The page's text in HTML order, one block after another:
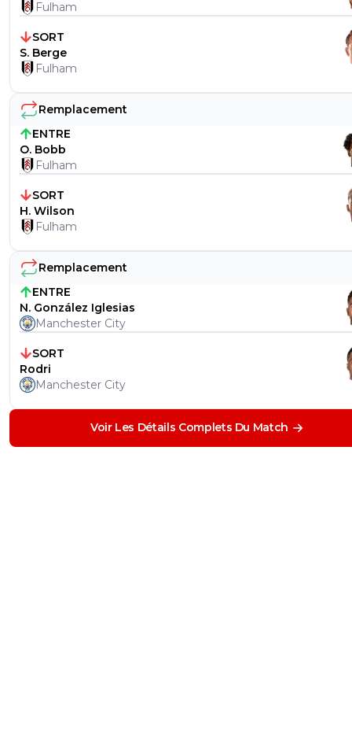
Fulham
SORT
S. Berge
Fulham
Remplacement
ENTRE
O. Bobb
Fulham
SORT
H. Wilson
Fulham
Remplacement
ENTRE
N. González Iglesias
Manchester City
SORT
Rodri
Manchester City
Voir Les Détails Complets Du Match